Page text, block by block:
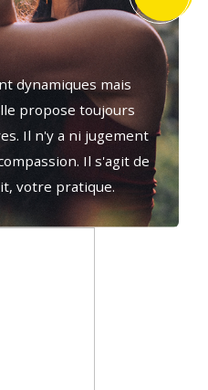
dynamiques mais
propose toujours
Il n'y a ni jugement
Il s'agit de
votre pratique.